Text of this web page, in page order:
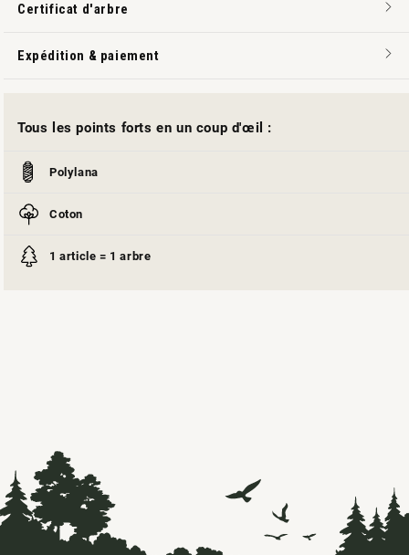
Certificat d'arbre
Expédition & paiement
Tous les points forts en un coup d'œil :
Polylana
Coton
1 article = 1 arbre